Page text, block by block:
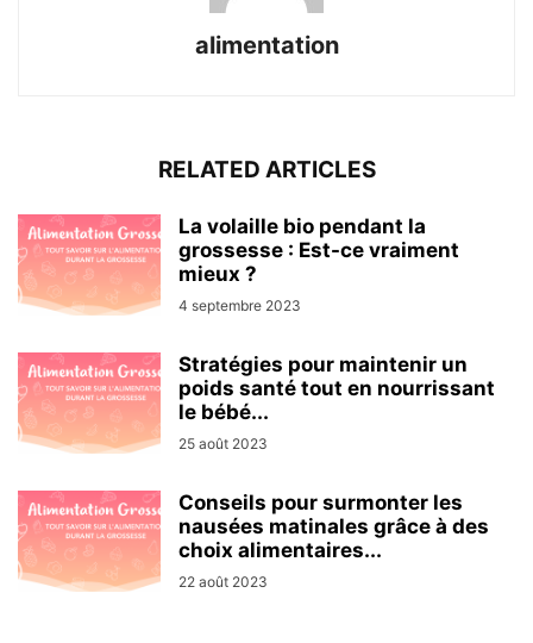
alimentation
RELATED ARTICLES
La volaille bio pendant la
grossesse : Est-ce vraiment
mieux ?
4 septembre 2023
Stratégies pour maintenir un
poids santé tout en nourrissant
le bébé...
25 août 2023
Conseils pour surmonter les
nausées matinales grâce à des
choix alimentaires...
22 août 2023